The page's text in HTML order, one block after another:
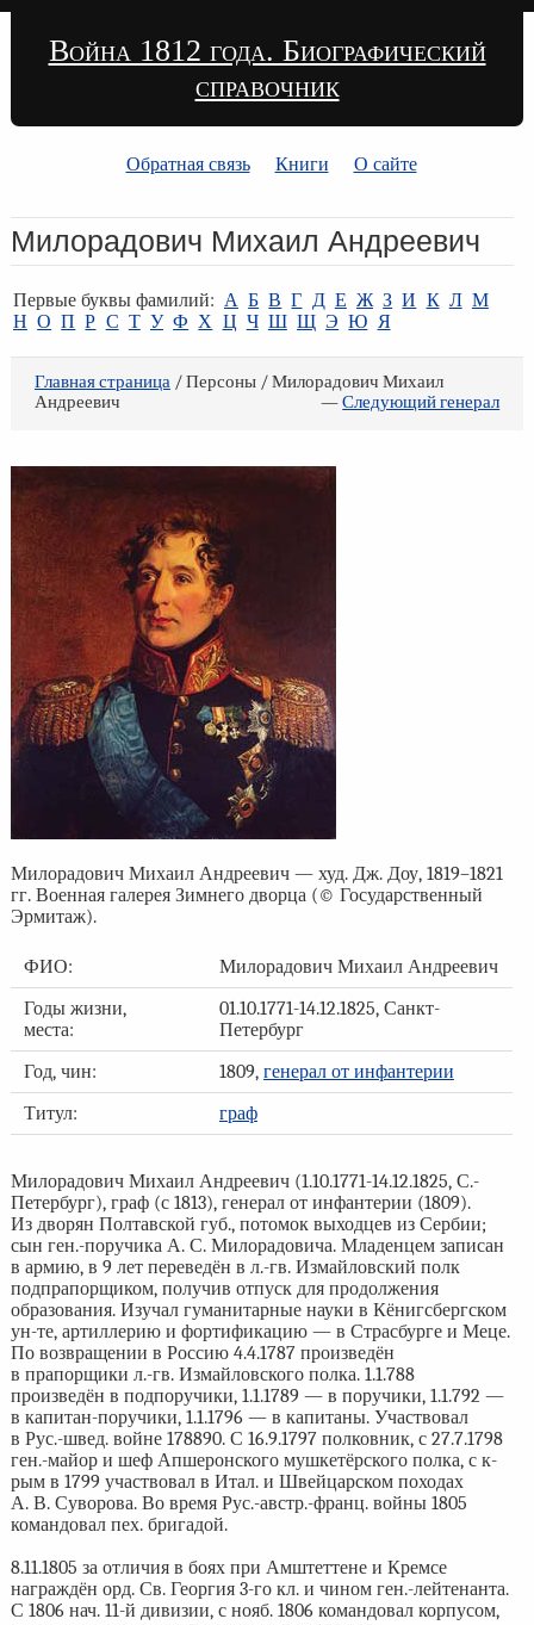
Война 1812 года. Биографический
справочник
Обратная связь Книги О сайте
Милорадович Михаил Андреевич
Первые буквы фамилий: А Б В Г Д Е Ж З И К Л М
Н О П Р С Т У Ф Х Ц Ч Ш Щ Э Ю Я
Главная страница/ Персоны / Милорадович Михаил
Андреевич
—Следующий генерал
Милорадович Михаил Андреевич — худ. Дж. Доу, 1819–1821
гг. Военная галерея Зимнего дворца (© Государственный
Эрмитаж).
ФИО:
Милорадович Михаил Андреевич
Годы жизни,
места:
01.10.1771-14.12.1825, Санкт-
Петербург
Год, чин:
1809, генерал от инфантерии
Титул:
граф
Милорадович Михаил Андреевич (1.10.1771-14.12.1825, С.-
Петербург), граф (с 1813), генерал от инфантерии (1809).
Из дворян Полтавской губ., потомок выходцев из Сербии;
сын ген.-поручика А. С. Милорадовича. Младенцем записан
в армию, в 9 лет переведён в л.-гв. Измайловский полк
подпрапорщиком, получив отпуск для продолжения
образования. Изучал гуманитарные науки в Кёнигсбергском
ун-те, артиллерию и фортификацию — в Страсбурге и Меце.
По возвращении в Россию 4.4.1787 произведён
в прапорщики л.-гв. Измайловского полка. 1.1.788
произведён в подпоручики, 1.1.1789 — в поручики, 1.1.792 —
в капитан-поручики, 1.1.1796 — в капитаны. Участвовал
в Рус.-швед. войне 178890. С 16.9.1797 полковник, с 27.7.1798
ген.-майор и шеф Апшеронского мушкетёрского полка, с к-
рым в 1799 участвовал в Итал. и Швейцарском походах
А. В. Суворова. Во время Рус.-австр.-франц. войны 1805
командовал пех. бригадой.
8.11.1805 за отличия в боях при Амштеттене и Кремсе
награждён орд. Св. Георгия 3-го кл. и чином ген.-лейтенанта.
С 1806 нач. 11-й дивизии, с нояб. 1806 командовал корпусом,